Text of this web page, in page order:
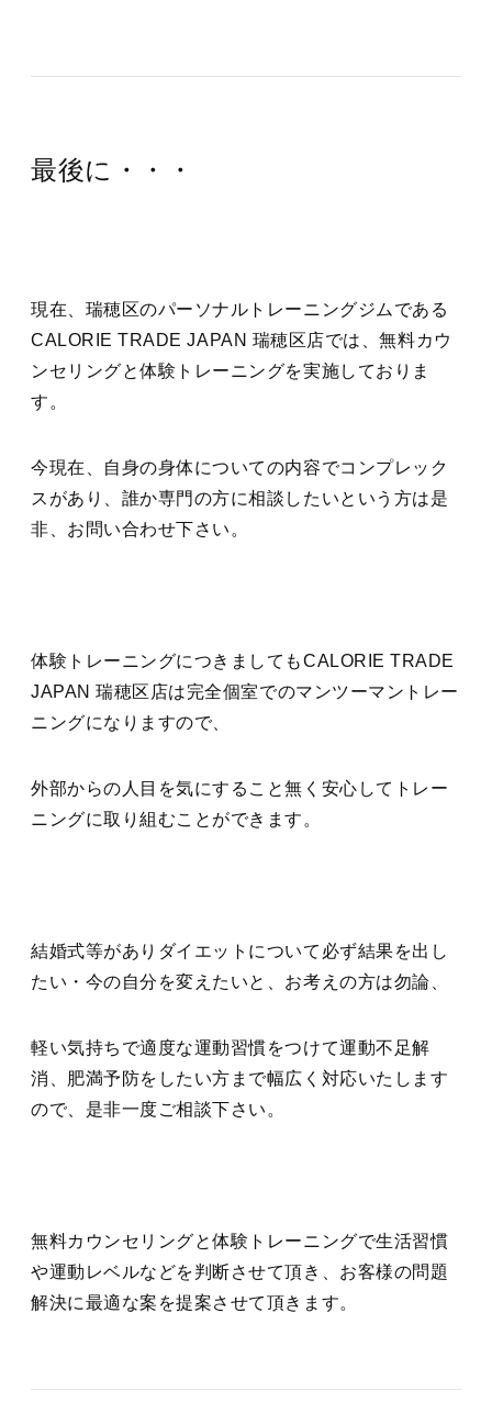
最後に・・・
現在、瑞穂区のパーソナルトレーニングジムである
CALORIE TRADE JAPAN 瑞穂区店では、無料カウ
ンセリングと体験トレーニングを実施しておりま
す。
今現在、自身の身体についての内容でコンプレック
スがあり、誰か専門の方に相談したいという方は是
非、お問い合わせ下さい。
体験トレーニングにつきましてもCALORIE TRADE
JAPAN 瑞穂区店は完全個室でのマンツーマントレー
ニングになりますので、
外部からの人目を気にすること無く安心してトレー
ニングに取り組むことができます。
結婚式等がありダイエットについて必ず結果を出し
たい・今の自分を変えたいと、お考えの方は勿論、
軽い気持ちで適度な運動習慣をつけて運動不足解
消、肥満予防をしたい方まで幅広く対応いたします
ので、是非一度ご相談下さい。
無料カウンセリングと体験トレーニングで生活習慣
や運動レベルなどを判断させて頂き、お客様の問題
解決に最適な案を提案させて頂きます。